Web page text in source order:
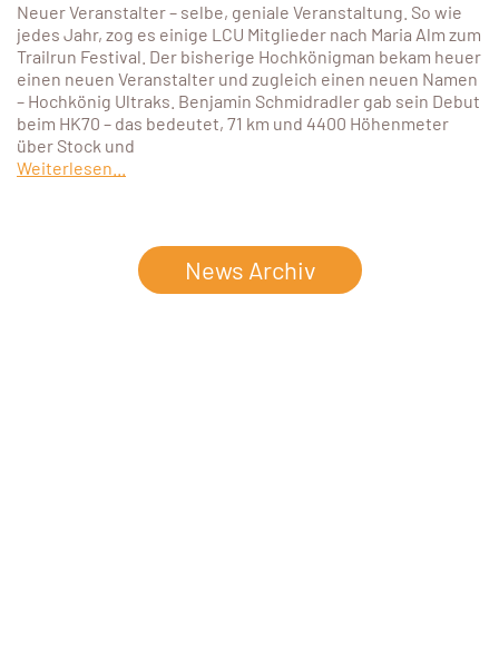
Neuer Veranstalter – selbe, geniale Veranstaltung. So wie
jedes Jahr, zog es einige LCU Mitglieder nach Maria Alm zum
Trailrun Festival. Der bisherige Hochkönigman bekam heuer
einen neuen Veranstalter und zugleich einen neuen Namen
– Hochkönig Ultraks. Benjamin Schmidradler gab sein Debut
beim HK70 – das bedeutet, 71 km und 4400 Höhenmeter
über Stock und
Weiterlesen...
News Archiv